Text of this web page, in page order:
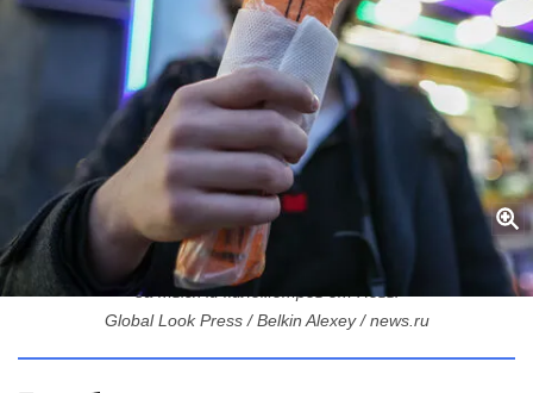
Секрет «шавермы» на Урале: почему петербургский сленг уехал
за тысячи километров от Невы
Global Look Press / Belkin Alexey / news.ru